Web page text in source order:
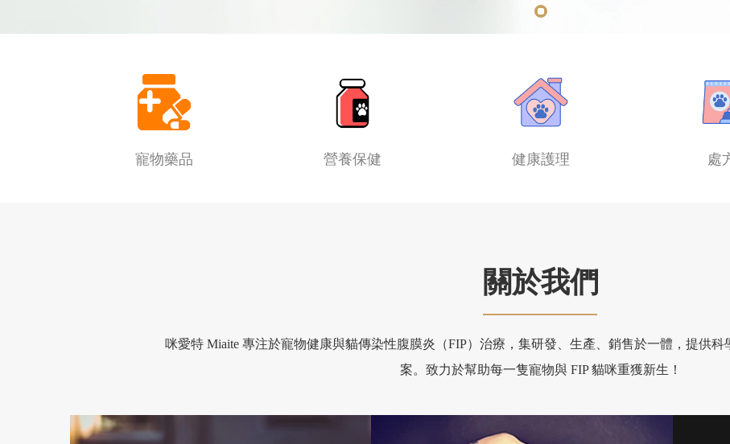
寵物藥品 營養保健 健康護理 處
關於我們
咪愛特 Miaite 專注於寵物健康與貓傳染性腹膜炎（FIP）治療，集研發、生產、銷售於一體，提供
案。致力於幫助每一隻寵物與 FIP 貓咪重獲新生！